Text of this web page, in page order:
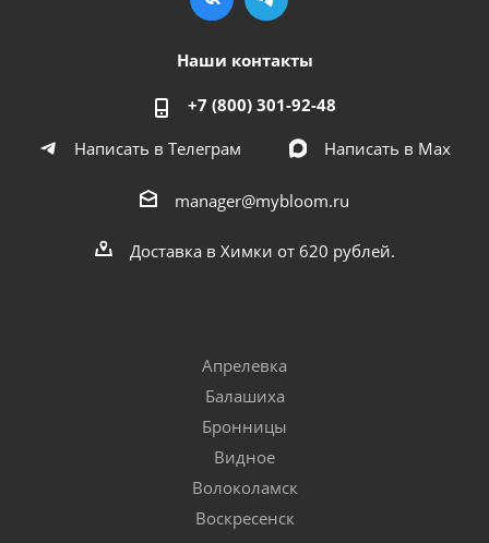
Наши контакты
+7 (800) 301-92-48
Написать в Телеграм
Написать в Мах
manager@mybloom.ru
Доставка в Химки от 620 рублей.
Апрелевка
Балашиха
Бронницы
Видное
Волоколамск
Воскресенск